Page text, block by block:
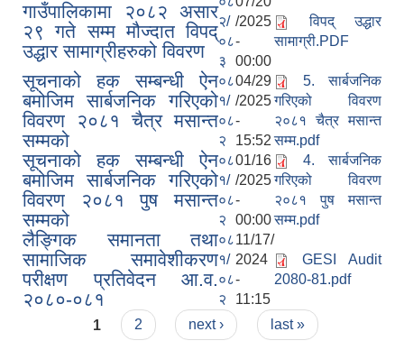
गाउँपालिकामा २०८२ असार
२९ गते सम्म मौज्दात विपद्
उद्धार सामाग्रीहरुको विवरण
२/
०८
३
/2025
-
00:00
विपद् उद्धार
सामाग्री.PDF
सूचनाको हक सम्बन्धी ऐन
बमोजिम सार्बजनिक गरिएको
विवरण २०८१ चैत्र मसान्त
सम्मको
०८
१/
०८
२
04/29
/2025
-
15:52
5. सार्बजनिक
गरिएको विवरण
२०८१ चैत्र मसान्त
सम्म.pdf
सूचनाको हक सम्बन्धी ऐन
बमोजिम सार्बजनिक गरिएको
विवरण २०८१ पुष मसान्त
सम्मको
०८
१/
०८
२
01/16
/2025
-
00:00
4. सार्बजनिक
गरिएको विवरण
२०८१ पुष मसान्त
सम्म.pdf
लैङ्गिक समानता तथा
सामाजिक समावेशीकरण
परीक्षण प्रतिवेदन आ.व.
२०८०-०८१
०८
१/
०८
२
11/17/
2024
-
11:15
GESI Audit
2080-81.pdf
Pages
1 2 next › last »